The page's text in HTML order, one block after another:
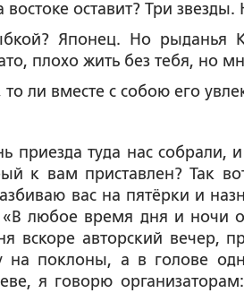
оставит? Три звезды.
Японец. Но рыданья
плохо жить без тебя, но
ли вместе с собою его
приезда туда нас собрали,
к вам приставлен? Так
вас на пятёрки и
любое время дня и ночи
вскоре авторский вечер,
поклоны, а в голове
я говорю